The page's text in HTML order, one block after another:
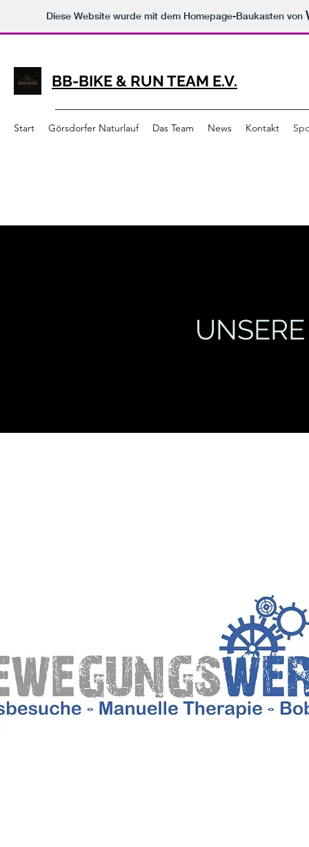
Diese Website wurde mit dem Homepage-Baukasten von
BB-BIKE & RUN TEAM E.V.
Start Görsdorfer Naturlauf Das Team News Kontakt